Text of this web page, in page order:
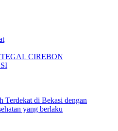
CIREBON
Terdekat di Bekasi dengan
yang berlaku